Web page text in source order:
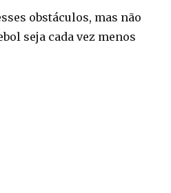
obstáculos, mas não
seja cada vez menos